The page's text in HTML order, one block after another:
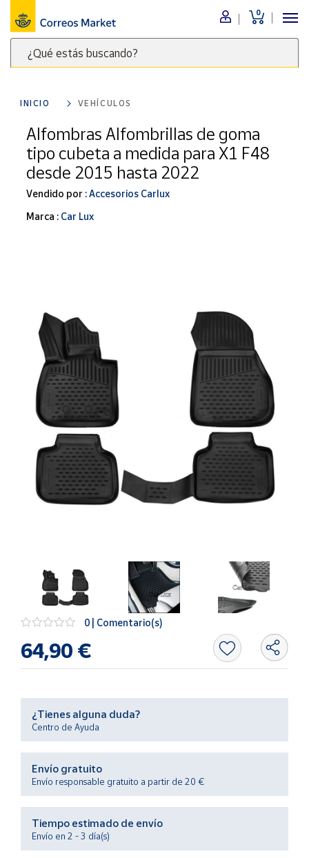
0
¿Qué estás buscando?
clave
para
buscar
productos
Correos
Menú
Nuestro
catálogo
Alimentación
Bebidas
Ocio y cultura
Juguetes y
juegos
Libros y
Artesanía
Oficina y
Papelería
Para Canarias,
Ceuta y Melilla
populares
Cultural
de Correos
Productos
Centro
de ayuda
Contacto
Vendedores
Mapa de
INICIO VEHÍCULOS
Alfombras Alfombrillas de goma
tipo cubeta a medida para X1 F48
desde 2015 hasta 2022
Vendido por :Accesorios Carlux
Marca : Car Lux
0 | Comentario(s)
64,90 €
¿Tienes alguna duda?
Centro de Ayuda
Envío gratuito
Envío responsable gratuito a partir de 20 €
Tiempo estimado de envío
Envío en 2 - 3 día(s)